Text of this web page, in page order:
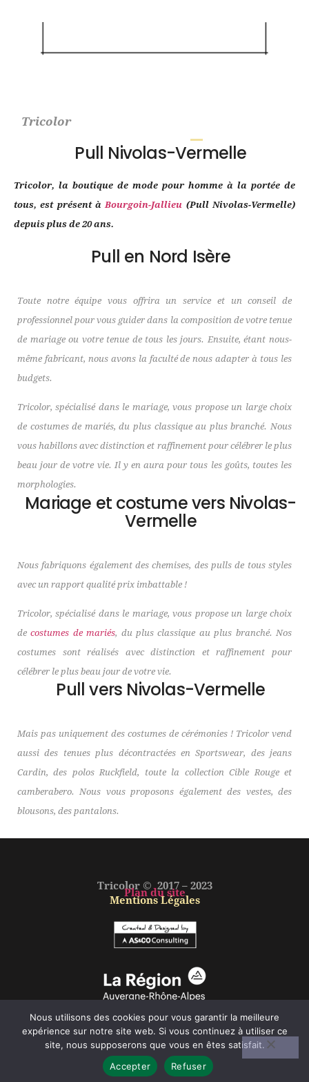
Pull en Nord Isère
Toute notre équipe vous offrira un service et un conseil de
professionnel pour vous guider dans la composition de votre tenue
de mariage ou votre tenue de tous les jours. Ensuite, étant nous-
même fabricant, nous avons la faculté de nous adapter à tous les
budgets.
Tricolor, spécialisé dans le mariage, vous propose un large choix
de costumes de mariés, du plus classique au plus branché. Nous
vous habillons avec distinction et raffinement pour célébrer le plus
beau jour de votre vie. Il y en aura pour tous les goûts, toutes les
morphologies.
Mariage et costume vers Nivolas-
Vermelle
Nous fabriquons également des chemises, des pulls de tous styles
avec un rapport qualité prix imbattable !
Tricolor, spécialisé dans le mariage, vous propose un large choix
decostumes de mariés, du plus classique au plus branché. Nos
costumes sont réalisés avec distinction et raffinement pour
célébrer le plus beau jour de votre vie.
Pull vers Nivolas-Vermelle
Mais pas uniquement des costumes de cérémonies ! Tricolor vend
aussi des tenues plus décontractées en Sportswear, des jeans
Cardin, des polos Ruckfield, toute la collection Cible Rouge et
camberabero. Nous vous proposons également des vestes, des
blousons, des pantalons.
Tricolor
Pull Nivolas-Vermelle
Tricolor, la boutique de mode pour homme à la portée de
tous, est présent àBourgoin-Jallieu (Pull Nivolas-Vermelle)
depuis plus de 20 ans.
Tricolor © 2017 – 2023
Plan du site
Mentions Légales
Nous utilisons des cookies pour vous garantir la meilleure
expérience sur notre site web. Si vous continuez à utiliser ce
site, nous supposerons que vous en êtes satisfait.
Accepter
Refuser